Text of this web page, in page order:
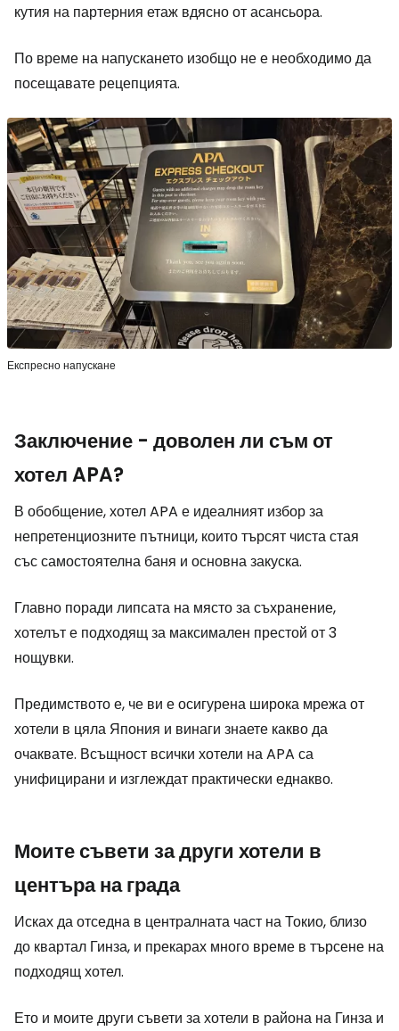
кутия на партерния етаж вдясно от асансьора.
По време на напускането изобщо не е необходимо да
посещавате рецепцията.
Експресно напускане
Заключение - доволен ли съм от
хотел APA?
В обобщение, хотел APA е идеалният избор за
непретенциозните пътници, които търсят чиста стая
със самостоятелна баня и основна закуска.
Главно поради липсата на място за съхранение,
хотелът е подходящ за максимален престой от 3
нощувки.
Предимството е, че ви е осигурена широка мрежа от
хотели в цяла Япония и винаги знаете какво да
очаквате. Всъщност всички хотели на APA са
унифицирани и изглеждат практически еднакво.
Моите съвети за други хотели в
центъра на града
Исках да отседна в централната част на Токио, близо
до квартал Гинза, и прекарах много време в търсене на
подходящ хотел.
Ето и моите други съвети за хотели в района на Гинза и